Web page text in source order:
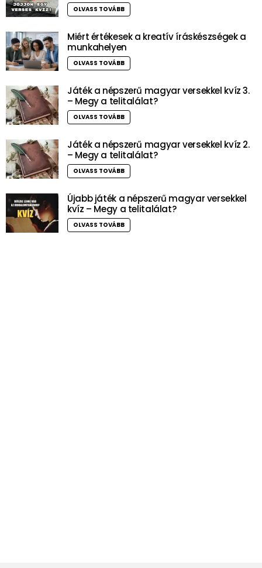
OLVASS TOVÁBB
Miért értékesek a kreatív íráskészségek a
munkahelyen
OLVASS TOVÁBB
Játék a népszerű magyar versekkel kvíz 3.
– Megy a telitalálat?
OLVASS TOVÁBB
Játék a népszerű magyar versekkel kvíz 2.
– Megy a telitalálat?
OLVASS TOVÁBB
Újabb játék a népszerű magyar versekkel
kvíz – Megy a telitalálat?
OLVASS TOVÁBB